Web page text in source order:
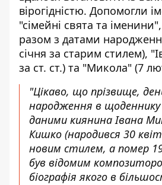
вірогідністю. Допомогли
"сімейні свята та
разом з датами
січня за старим стилем),
за ст. ст.) та "Микола" (7
"Цікаво, що прізвище,
народження в щоденнику
даними киянина Івана
Кишко (народився 30
новим стилем, а помер
був відомим
біографія якого в